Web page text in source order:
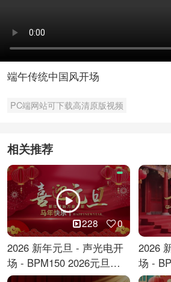
端午传统中国风开场
PC端网站可下载高清原版视频
相关推荐
228 0
2026 新年元旦 - 声光电开
场 - BPM150 2026元旦跨
年倒计时
2026
场 -
年